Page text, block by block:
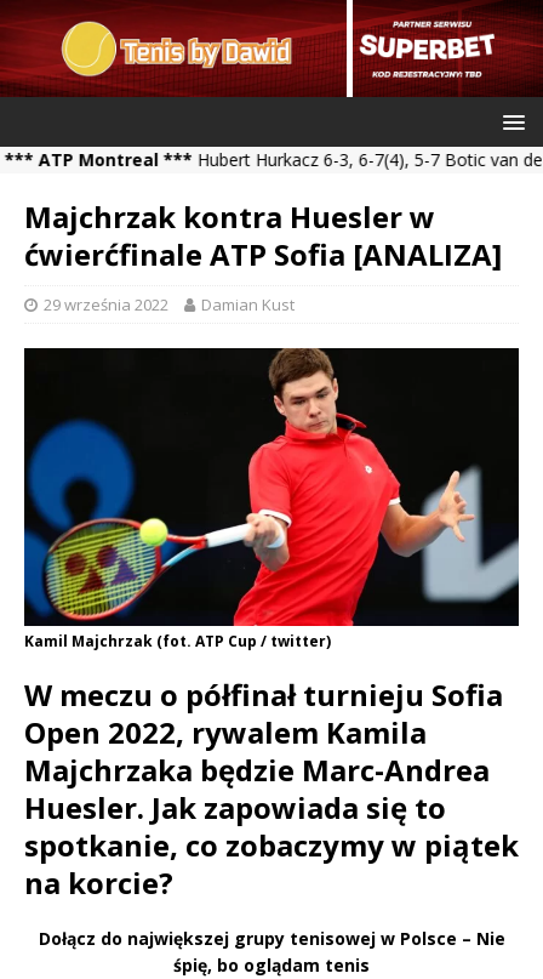
Montreal ***Hubert Hurkacz 6-3, 6-7(4), 5-7 Botic van de
Majchrzak kontra Huesler w
ćwierćfinale ATP Sofia [ANALIZA]
29 września 2022 Damian Kust
Kamil Majchrzak (fot. ATP Cup / twitter)
W meczu o półfinał turnieju Sofia
Open 2022, rywalem Kamila
Majchrzaka będzie Marc-Andrea
Huesler. Jak zapowiada się to
spotkanie, co zobaczymy w piątek
na korcie?
Dołącz do największej grupy tenisowej w Polsce – Nie
śpię, bo oglądam tenis